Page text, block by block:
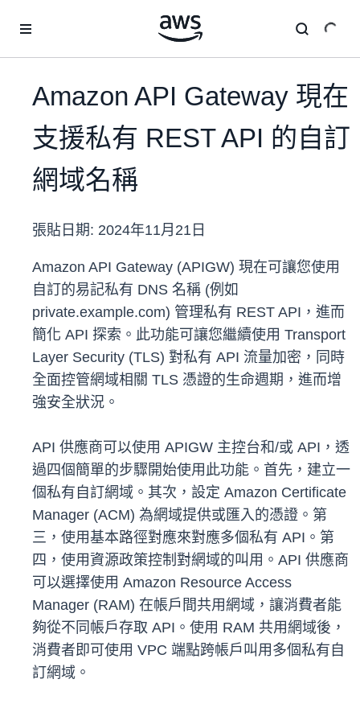
Amazon API Gateway 現在
支援私有 REST API 的自訂
網域名稱
張貼日期: 2024年11月21日
Amazon API Gateway (APIGW) 現在可讓您使用
自訂的易記私有 DNS 名稱 (例如
private.example.com) 管理私有 REST API，進而
簡化 API 探索。此功能可讓您繼續使用 Transport
Layer Security (TLS) 對私有 API 流量加密，同時
全面控管網域相關 TLS 憑證的生命週期，進而增
強安全狀況。
API 供應商可以使用 APIGW 主控台和/或 API，透
過四個簡單的步驟開始使用此功能。首先，建立一
個私有自訂網域。其次，設定 Amazon Certificate
Manager (ACM) 為網域提供或匯入的憑證。第
三，使用基本路徑對應來對應多個私有 API。第
四，使用資源政策控制對網域的叫用。API 供應商
可以選擇使用 Amazon Resource Access
Manager (RAM) 在帳戶間共用網域，讓消費者能
夠從不同帳戶存取 API。使用 RAM 共用網域後，
消費者即可使用 VPC 端點跨帳戶叫用多個私有自
訂網域。